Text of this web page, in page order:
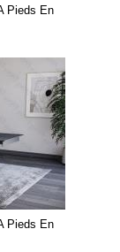
Pieds En
Pieds En